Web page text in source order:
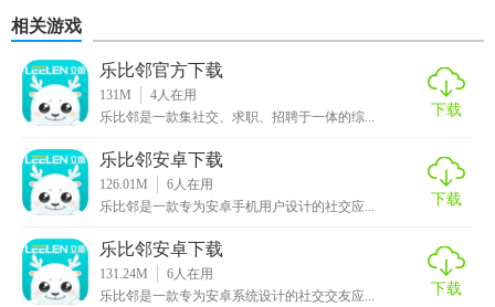
3. 活动组织：支持用户发起和组织社区活动，如亲子活动、
4. 隐私保护：提供完善的隐私设置功能，用户可以根据自己
的需求调整隐私权限，保护个人信息安全。
5. 互动交流：内置聊天功能，方便用户与邻居进行一对一或
群组聊天，分享生活经验和建议。
【乐比邻官方下载内容】
1. 社区公告：发布和查看社区内的最新公告和通知。
相关游戏
乐比邻官方下载
131M 4人在用
乐比邻是一款集社交、求职、招聘于一体的综...
下载
乐比邻安卓下载
126.01M 6人在用
乐比邻是一款专为安卓手机用户设计的社交应...
下载
乐比邻安卓下载
131.24M 6人在用
乐比邻是一款专为安卓系统设计的社交交友应...
下载